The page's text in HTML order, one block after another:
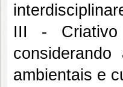
III - Criativo
ambientais e